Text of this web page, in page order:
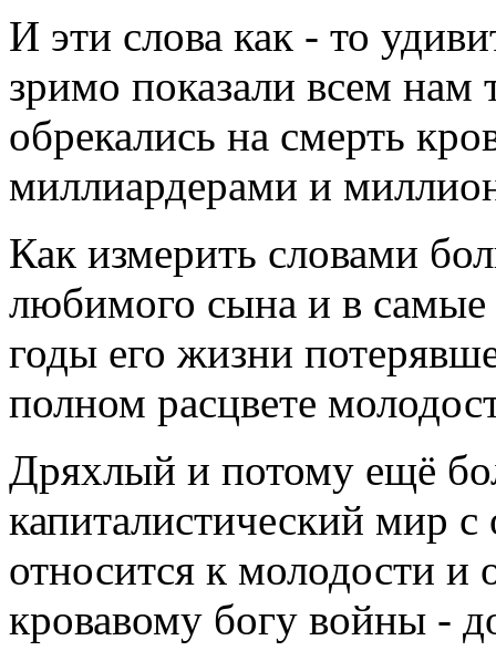
И эти слова как - то
зримо показали всем нам
обрекались на смерть
миллиардерами и
Как измерить словами
любимого сына и в
годы его жизни
полном расцвете
Дряхлый и потому ещё
капиталистический мир
относится к молодости и
кровавому богу войны -